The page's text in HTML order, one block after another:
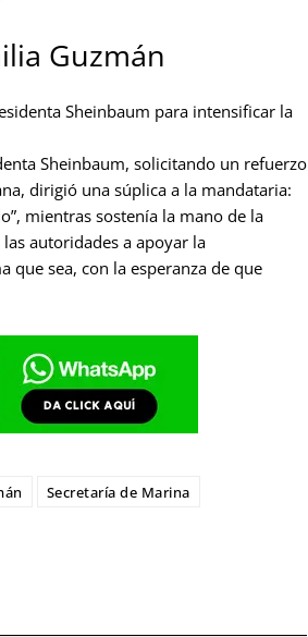
Guzmán
Sheinbaum para intensificar la
Sheinbaum, solicitando un refuerzo
dirigió una súplica a la mandataria:
mientras sostenía la mano de la
autoridades a apoyar la
sea, con la esperanza de que
Secretaría de Marina